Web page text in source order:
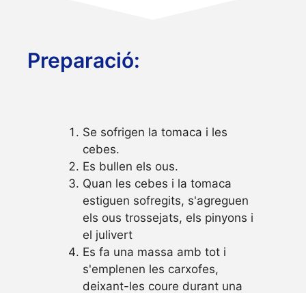
Preparació:
Se sofrigen la tomaca i les
cebes.
Es bullen els ous.
Quan les cebes i la tomaca
estiguen sofregits, s'agreguen
els ous trossejats, els pinyons i
el julivert
Es fa una massa amb tot i
s'emplenen les carxofes,
deixant-les coure durant una